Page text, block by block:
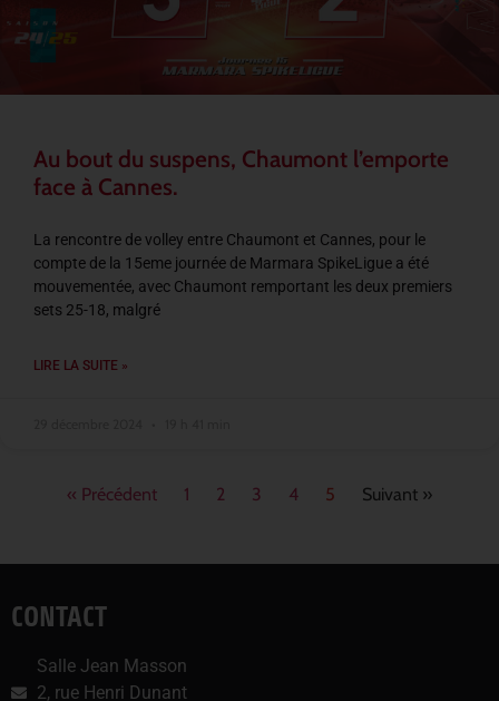
Au bout du suspens, Chaumont l’emporte
face à Cannes.
La rencontre de volley entre Chaumont et Cannes, pour le
compte de la 15eme journée de Marmara SpikeLigue a été
mouvementée, avec Chaumont remportant les deux premiers
sets 25-18, malgré
LIRE LA SUITE »
« Précédent 1 2 3 4 5 Suivant »
CONTACT
Salle Jean Masson
2, rue Henri Dunant